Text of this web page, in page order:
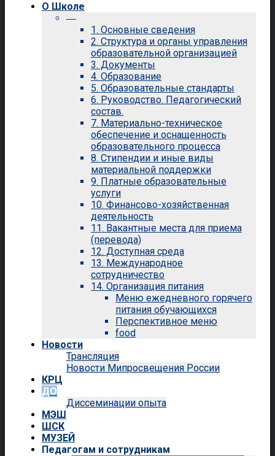
О Школе
—
1. Основные сведения
2. Структура и органы управления
образовательной организацией
3. Документы
4. Образование
5. Образовательные стандарты
6. Руководство. Педагогический
состав.
7. Материально-техническое
обеспечение и оснащенность
образовательного процесса
8. Стипендии и иные виды
материальной поддержки
9. Платные образовательные
услуги
10. Финансово-хозяйственная
деятельность
11. Вакантные места для приема
(перевода)
12. Доступная среда
13. Международное
сотрудничество
14. Организация питания
Меню ежедневного горячего
питания обучающихся
Перспективное меню
food
Новости
Трансляция
Новости Мипросвещения России
КРЦ
ДО
Диссеминации опыта
МЭШ
ШСК
МУЗЕЙ
Педагогам и сотрудникам